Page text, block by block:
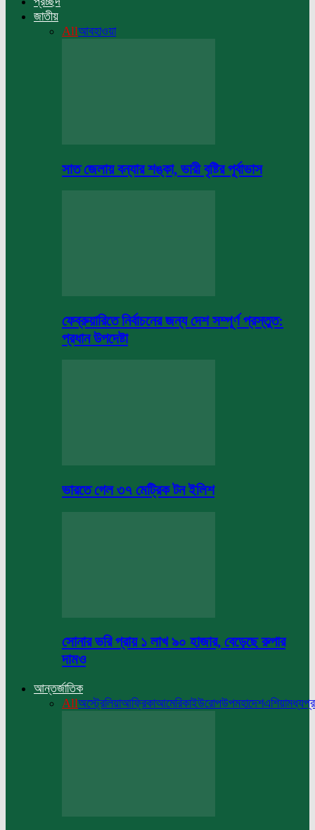
জাতীয়
Allআবহাওয়া
সাত জেলায় বন্যার শঙ্কা, ভারী বৃষ্টির পূর্বাভাস
ফেব্রুয়ারিতে নির্বাচনের জন্য দেশ সম্পূর্ণ প্রস্তুত:
প্রধান উপদেষ্টা
ভারতে গেল ৩৭ মেট্রিক টন ইলিশ
সোনার ভরি প্রায় ১ লাখ ৯০ হাজার, বেড়েছে রুপার
দামও
আন্তর্জাতিক
Allঅস্ট্রেলিয়াআফ্রিকাআমেরিকাইউরোপউপমহাদেশএশিয়া